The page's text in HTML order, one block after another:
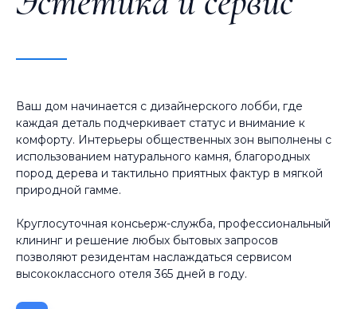
Ваш дом начинается с дизайнерского лобби, где
каждая деталь подчеркивает статус и внимание к
комфорту. Интерьеры общественных зон выполнены с
использованием натурального камня, благородных
пород дерева и тактильно приятных фактур в мягкой
природной гамме.
Круглосуточная консьерж-служба, профессиональный
клининг и решение любых бытовых запросов
позволяют резидентам наслаждаться сервисом
высококлассного отеля 365 дней в году.